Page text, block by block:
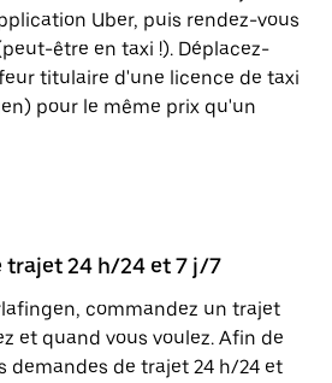
Uber, puis rendez-vous
être en taxi !). Déplacez-
titulaire d'une licence de taxi
pour le même prix qu'un
trajet 24 h/24 et 7 j/7
commandez un trajet
et quand vous voulez. Afin de
demandes de trajet 24 h/24 et